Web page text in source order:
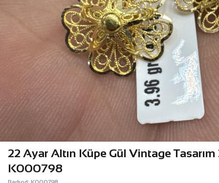
22 Ayar Altın Küpe Gül Vintage Tasarım
K000798